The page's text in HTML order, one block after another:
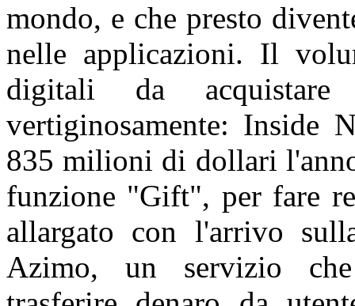
mondo, e che presto
nelle applicazioni. Il
digitali da
vertiginosamente: Inside
835 milioni di dollari
funzione "Gift", per fare
allargato con l'arrivo
Azimo, un servizio che